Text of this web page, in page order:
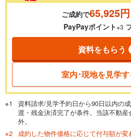
0.01%
一般的には最長35年まで借り入れ
が完済時の年齢は80歳までを条件
閉じる
頭金
0万円
ご成約で65,925円
PayPayポイント※3
資料をもらう
室内･現地を見学
資料請求/見学予約日から90日以内の
渡・残金決済完了が条件。当該不動
外。
成約した物件価格に応じて付与額が